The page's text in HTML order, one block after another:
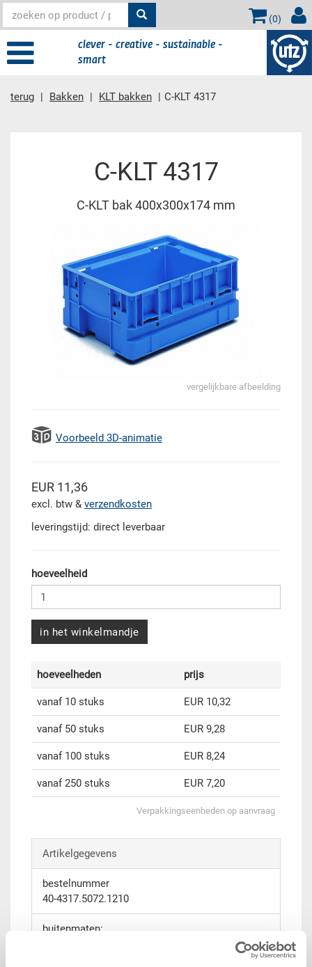
(0)
clever - creative - sustainable -
smart
terug Bakken KLT bakken C-KLT 4317
C-KLT 4317
C-KLT bak 400x300x174 mm
vergelijkbare afbeelding
Voorbeeld 3D-animatie
EUR 11,36
excl. btw & verzendkosten
leveringstijd: direct leverbaar
hoeveelheid
in het winkelmandje
hoeveelheden prijs
vanaf 10 stuks EUR 10,32
vanaf 50 stuks EUR 9,28
vanaf 100 stuks EUR 8,24
vanaf 250 stuks EUR 7,20
Verpakkingseenheden op aanvraag
Artikelgegevens
bestelnummer
40-4317.5072.1210
buitenmaten: